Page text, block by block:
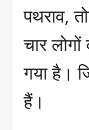
पथराव,
चार
गया है।
हैं।